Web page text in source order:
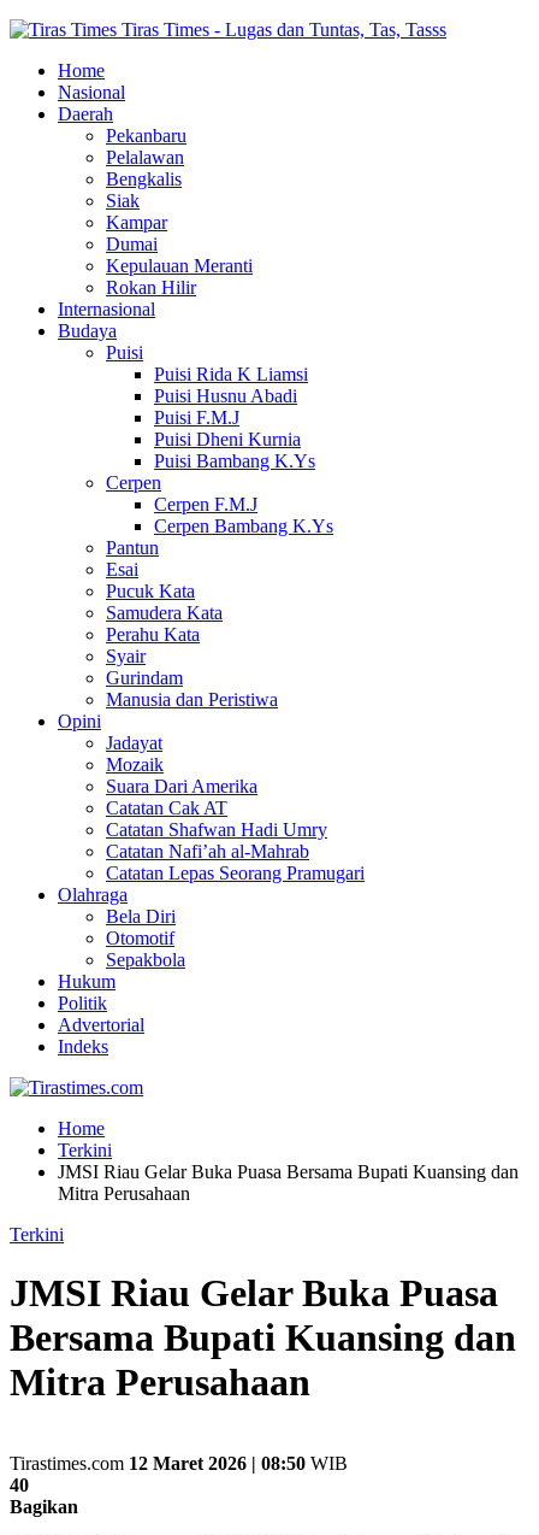
Tiras Times - Lugas dan Tuntas, Tas, Tasss
Home
Nasional
Daerah
Pekanbaru
Pelalawan
Bengkalis
Siak
Kampar
Dumai
Kepulauan Meranti
Rokan Hilir
Internasional
Budaya
Puisi
Puisi Rida K Liamsi
Puisi Husnu Abadi
Puisi F.M.J
Puisi Dheni Kurnia
Puisi Bambang K.Ys
Cerpen
Cerpen F.M.J
Cerpen Bambang K.Ys
Pantun
Esai
Pucuk Kata
Samudera Kata
Perahu Kata
Syair
Gurindam
Manusia dan Peristiwa
Opini
Jadayat
Mozaik
Suara Dari Amerika
Catatan Cak AT
Catatan Shafwan Hadi Umry
Catatan Nafi’ah al-Mahrab
Catatan Lepas Seorang Pramugari
Olahraga
Bela Diri
Otomotif
Sepakbola
Hukum
Politik
Advertorial
Indeks
Home
Terkini
JMSI Riau Gelar Buka Puasa Bersama Bupati Kuansing dan
Mitra Perusahaan
Terkini
JMSI Riau Gelar Buka Puasa
Bersama Bupati Kuansing dan
Mitra Perusahaan
Tirastimes.com 12 Maret 2026 | 08:50 WIB
40
Bagikan